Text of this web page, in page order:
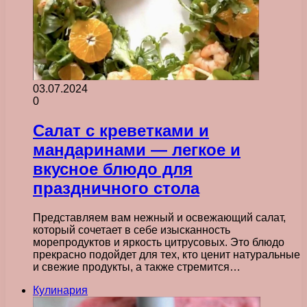
03.07.2024
0
Салат с креветками и
мандаринами — легкое и
вкусное блюдо для
праздничного стола
Представляем вам нежный и освежающий салат,
который сочетает в себе изысканность
морепродуктов и яркость цитрусовых. Это блюдо
прекрасно подойдет для тех, кто ценит натуральные
и свежие продукты, а также стремится…
Кулинария